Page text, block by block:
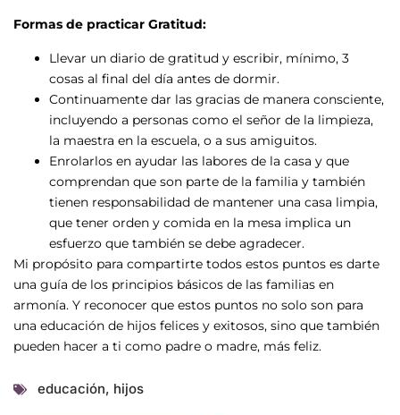
Formas de practicar Gratitud:
Llevar un diario de gratitud y escribir, mínimo, 3
cosas al final del día antes de dormir.
Continuamente dar las gracias de manera consciente,
incluyendo a personas como el señor de la limpieza,
la maestra en la escuela, o a sus amiguitos.
Enrolarlos en ayudar las labores de la casa y que
comprendan que son parte de la familia y también
tienen responsabilidad de mantener una casa limpia,
que tener orden y comida en la mesa implica un
esfuerzo que también se debe agradecer.
Mi propósito para compartirte todos estos puntos es darte
una guía de los principios básicos de las familias en
armonía. Y reconocer que estos puntos no solo son para
una educación de hijos felices y exitosos, sino que también
pueden hacer a ti como padre o madre, más feliz.
educación, hijos